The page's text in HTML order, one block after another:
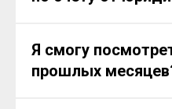
Я смогу
прошлых